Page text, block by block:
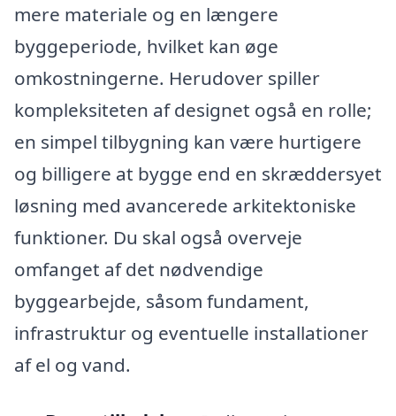
mere materiale og en længere
byggeperiode, hvilket kan øge
omkostningerne. Herudover spiller
kompleksiteten af designet også en rolle;
en simpel tilbygning kan være hurtigere
og billigere at bygge end en skræddersyet
løsning med avancerede arkitektoniske
funktioner. Du skal også overveje
omfanget af det nødvendige
byggearbejde, såsom fundament,
infrastruktur og eventuelle installationer
af el og vand.